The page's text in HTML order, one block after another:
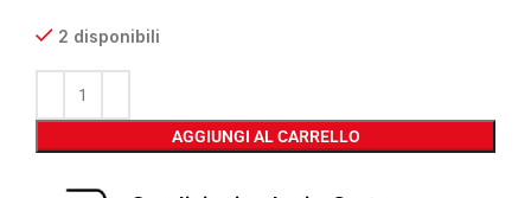
2 disponibili
AGGIUNGI AL CARRELLO